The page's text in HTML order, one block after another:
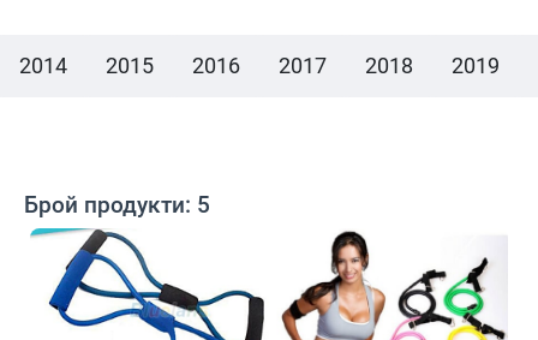
2014 2015 2016 2017 2018 2019
Брой продукти: 5